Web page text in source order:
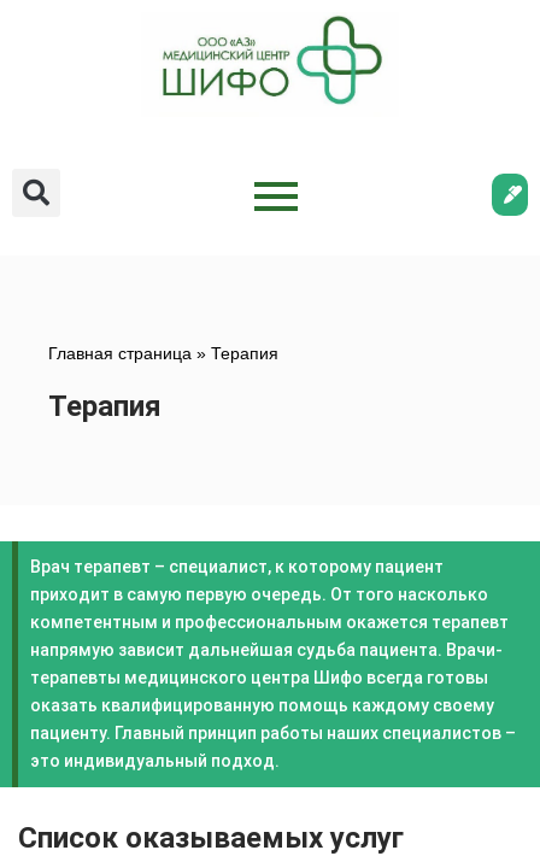
Главная страница » Терапия
Терапия
Врач терапевт – специалист, к которому пациент
приходит в самую первую очередь. От того насколько
компетентным и профессиональным окажется терапевт
напрямую зависит дальнейшая судьба пациента. Врачи-
терапевты медицинского центра Шифо всегда готовы
оказать квалифицированную помощь каждому своему
пациенту. Главный принцип работы наших специалистов –
это индивидуальный подход.
Список оказываемых услуг